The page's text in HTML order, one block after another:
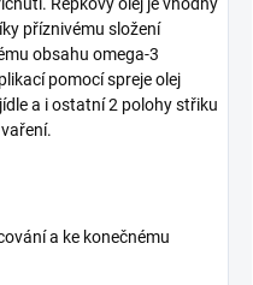
Řepkový olej je vhodný
příznivému složení
obsahu omega-3
pomocí spreje olej
a i ostatní 2 polohy střiku
a ke konečnému